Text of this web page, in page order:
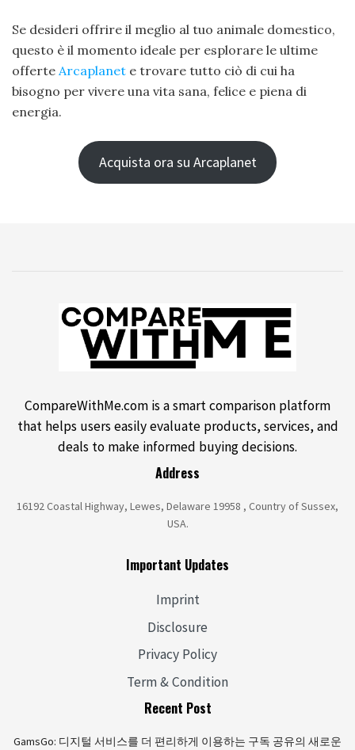
Se desideri offrire il meglio al tuo animale domestico,
questo è il momento ideale per esplorare le ultime
offerte Arcaplanet e trovare tutto ciò di cui ha
bisogno per vivere una vita sana, felice e piena di
energia.
Acquista ora su Arcaplanet
CompareWithMe.com is a smart comparison platform
that helps users easily evaluate products, services, and
deals to make informed buying decisions.
Address
16192 Coastal Highway, Lewes, Delaware 19958 , Country of Sussex,
USA.
Important Updates
Imprint
Disclosure
Privacy Policy
Term & Condition
Recent Post
GamsGo: 디지털 서비스를 더 편리하게 이용하는 구독 공유의 새로운